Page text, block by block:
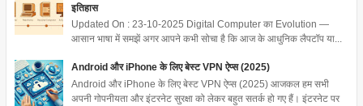
इतिहास
Updated On : 23-10-2025 Digital Computer का Evolution —
आसान भाषा में समझें अगर आपने कभी सोचा है कि आज के आधुनिक लैपटॉप या...
Android और iPhone के लिए बेस्ट VPN ऐप्स (2025)
Android और iPhone के लिए बेस्ट VPN ऐप्स (2025) आजकल हम सभी
अपनी गोपनीयता और इंटरनेट सुरक्षा को लेकर बहुत सतर्क हो गए हैं। इंटरनेट पर